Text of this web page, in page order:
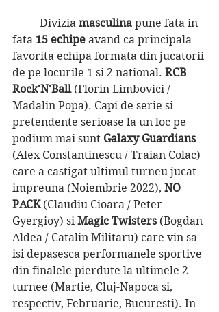
	Divizia
masculina pune fata in
fata 15 echipe avand ca principala
favorita echipa formata din jucatorii
de pe locurile 1 si 2 national. RCB
Rock'N'Ball (Florin Limbovici /
Madalin Popa). Capi de serie si
pretendente serioase la un loc pe
podium mai sunt Galaxy Guardians
(Alex Constantinescu / Traian Colac)
care a castigat ultimul turneu jucat
impreuna (Noiembrie 2022), NO
PACK (Claudiu Cioara / Peter
Gyergioy) si Magic Twisters (Bogdan
Aldea / Catalin Militaru) care vin sa
isi depasesca performanele sportive
din finalele pierdute la ultimele 2
turnee (Martie, Cluj-Napoca si,
respectiv, Februarie, Bucuresti). In